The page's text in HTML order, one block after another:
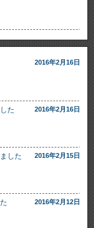
2016年2月16日
た 2016年2月16日
した 2016年2月15日
2016年2月12日